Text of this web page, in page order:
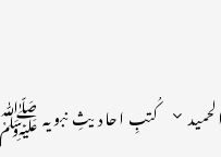
کُتبِ احادیثِ نبویہ ﷺ